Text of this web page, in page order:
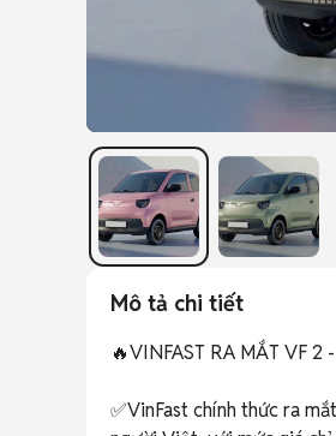
Mô tả chi tiết
🔥VINFAST RA MẮT VF
✅VinFast chính thức ra